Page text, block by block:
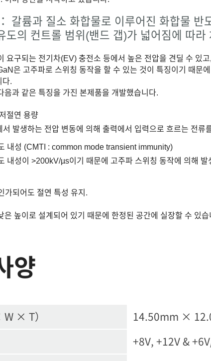
갈륨과 질소 화합물로 이루어진 화합물
도의 컨트롤 범위(밴드 갭)가 넓어짐에 따
요구되는 전기차(EV) 충전소 등에서 높은 전압을 견딜 수 있
은 고주파로 스위칭 동작을 할 수 있는 것이 특징이기 때
다.
음과 같은 특징을 가진 본제품을 개발했습니다.
절연 용량
서 발생하는 전압 변동에 의해 출력에서 입력으로 흐르는 전류
내성 (CMTI : common mode transient immunity)
내성이 >200kV/µs이기 때문에 고주파 스위칭 동작에 의해
가되어도 절연 특성 유지.
은 높이로 설계되어 있기 때문에 한정된 공간에 실장할 수 있습
양
× T）
14.50mm ×
+8V, +12V &